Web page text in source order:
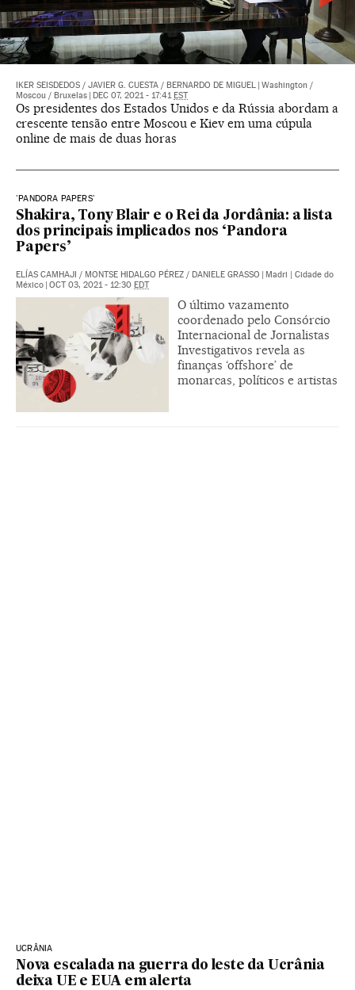
IKER SEISDEDOS / JAVIER G. CUESTA / BERNARDO DE MIGUEL Washington /
Moscou / Bruxelas
DEC 07, 2021 - 17:41 EST
Os presidentes dos Estados Unidos e da Rússia abordam a
crescente tensão entre Moscou e Kiev em uma cúpula
online de mais de duas horas
'PANDORA PAPERS'
Shakira, Tony Blair e o Rei da Jordânia: a lista
dos principais implicados nos ‘Pandora
Papers’
ELÍAS CAMHAJI / MONTSE HIDALGO PÉREZ / DANIELE GRASSO
Madri | Cidade do
México OCT 03, 2021 - 12:30 EDT
O último vazamento
coordenado pelo Consórcio
Internacional de Jornalistas
Investigativos revela as
finanças ‘offshore’ de
monarcas, políticos e artistas
UCRÂNIA
Nova escalada na guerra do leste da Ucrânia
deixa UE e EUA em alerta